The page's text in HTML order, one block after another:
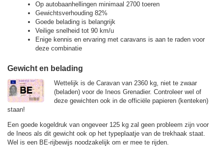
Op autobaanhellingen minimaal 2700 toeren
Gewichtsverhouding 82%
Goede belading is belangrijk
Veilige snelheid tot 90 km/u
Enige kennis en ervaring met caravans is aan te raden voor
deze combinatie
Gewicht en belading
Wettelijk is de Caravan van 2360 kg, niet te zwaar
(beladen) voor de Ineos Grenadier. Controleer wel of
deze gewichten ook in de officiële papieren (kenteken)
staan!
Een goede kogeldruk van ongeveer 125 kg zal geen probleem zijn voor
de Ineos als dit gewicht ook op het typeplaatje van de trekhaak staat.
Wel is een BE-rijbewijs noodzakelijk om er mee te rijden.